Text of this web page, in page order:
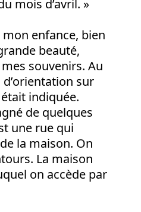
mois d’avril. »
mon enfance, bien
beauté,
souvenirs. Au
sur
indiquée.
de quelques
une rue qui
la maison. On
La maison
on accède par